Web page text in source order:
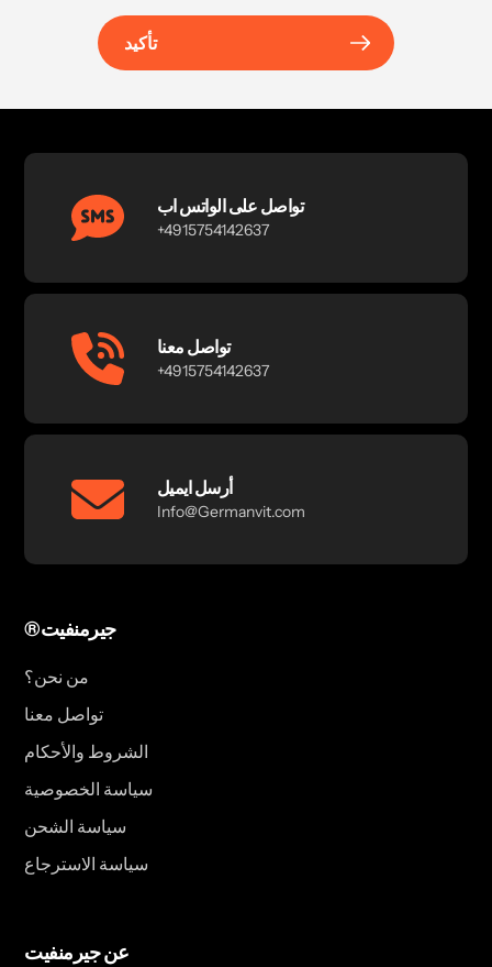
تأكيد
تواصل على الواتس اب
+4915754142637
تواصل معنا
+4915754142637
أرسل ايميل
Info@Germanvit.com
®جيرمنفيت
من نحن؟
تواصل معنا
الشروط والأحكام
سياسة الخصوصية
سياسة الشحن
سياسة الاسترجاع
عن جيرمنفيت